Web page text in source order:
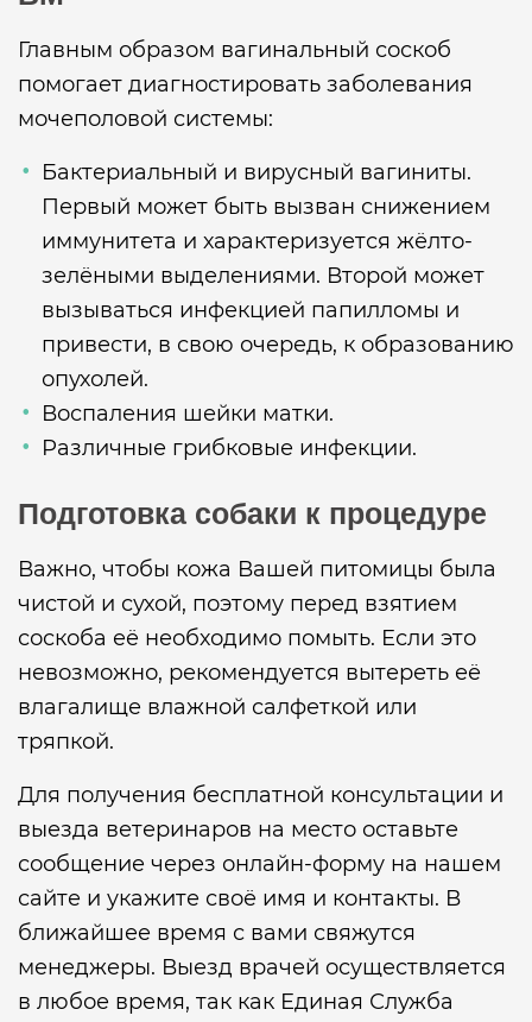
Главным образом вагинальный соскоб
помогает диагностировать заболевания
мочеполовой системы:
Бактериальный и вирусный вагиниты.
Первый может быть вызван снижением
иммунитета и характеризуется жёлто-
зелёными выделениями. Второй может
вызываться инфекцией папилломы и
привести, в свою очередь, к образованию
опухолей.
Воспаления шейки матки.
Различные грибковые инфекции.
Подготовка собаки к процедуре
Важно, чтобы кожа Вашей питомицы была
чистой и сухой, поэтому перед взятием
соскоба её необходимо помыть. Если это
невозможно, рекомендуется вытереть её
влагалище влажной салфеткой или
тряпкой.
Для получения бесплатной консультации и
выезда ветеринаров на место оставьте
сообщение через онлайн-форму на нашем
сайте и укажите своё имя и контакты. В
ближайшее время с вами свяжутся
менеджеры. Выезд врачей осуществляется
в любое время, так как Единая Служба